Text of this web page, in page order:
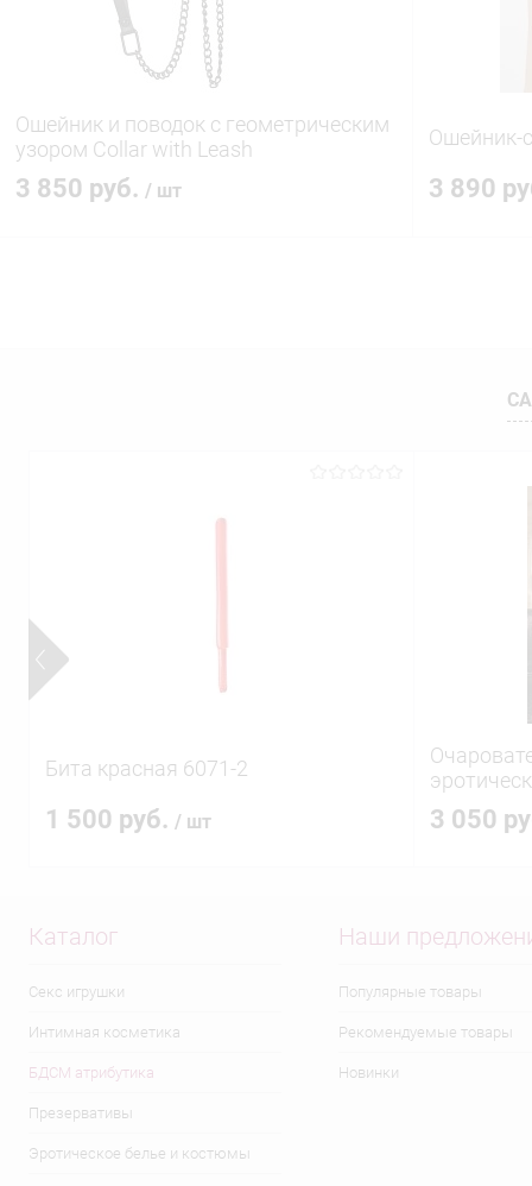
Ошейник и поводок с геометрическим
узором Collar with Leash
3 850 руб. / шт
Ошейник-
3 890
В
Бита красная 6071-2
1 500 руб. / шт 3 050
Каталог
Секс игрушки
Интимная косметика
БДСМ атрибутика
Презервативы
Эротическое белье и костюмы
Наши
Популярные товары
Рекомендуемые товары
Новинки